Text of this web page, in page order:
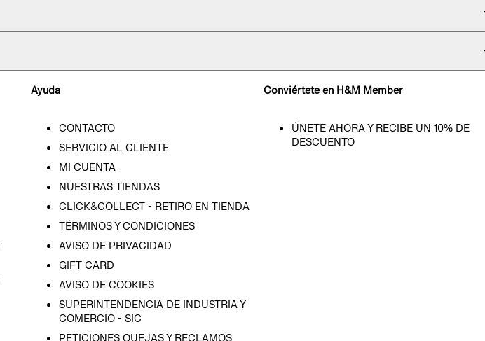
Ayuda
CONTACTO
SERVICIO AL CLIENTE
MI CUENTA
NUESTRAS TIENDAS
CLICK&COLLECT - RETIRO EN TIENDA
TÉRMINOS Y CONDICIONES
AVISO DE PRIVACIDAD
GIFT CARD
AVISO DE COOKIES
SUPERINTENDENCIA DE INDUSTRIA Y
COMERCIO - SIC
PETICIONES QUEJAS Y RECLAMOS
Conviértete en H&M Member
ÚNETE AHORA Y RECIBE UN 10% DE
DESCUENTO